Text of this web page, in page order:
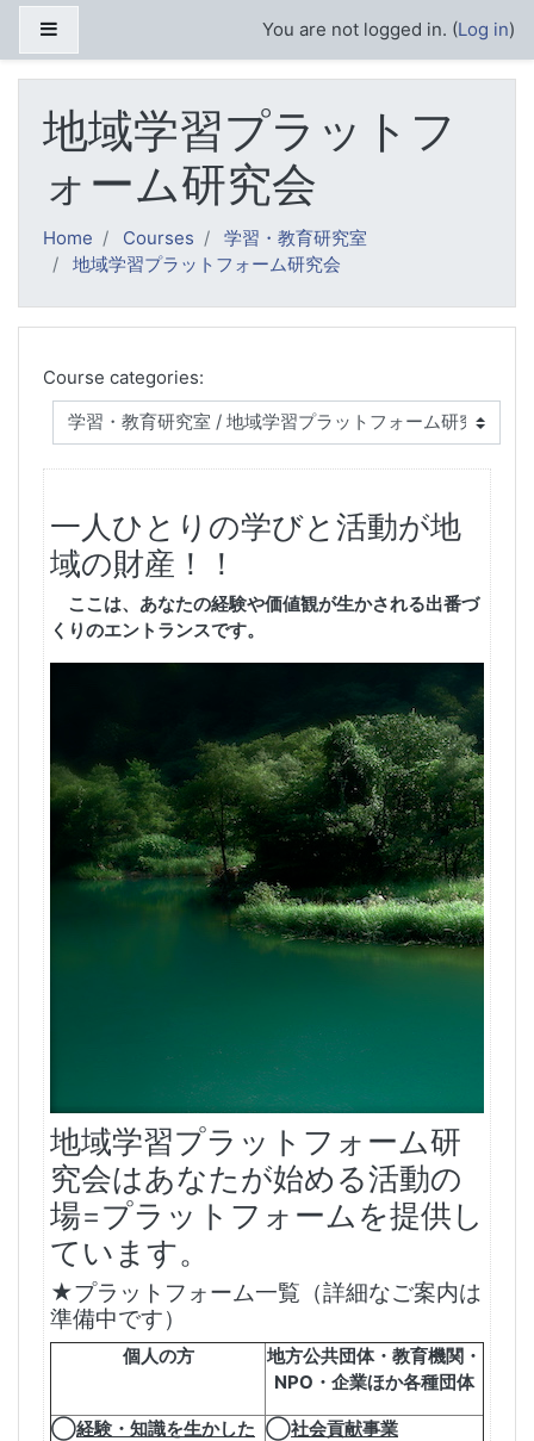
Skip to main content
You are not logged in. (Log in)
地域学習プラットフ
ォーム研究会
Home Courses
学習・教育研究室
地域学習プラットフォーム研究会
Course categories:
一人ひとりの学びと活動が地
域の財産！！
ここは、あなたの経験や価値観が生かされる出番づ
くりのエントランスです。
地域学習プラットフォーム研
究会はあなたが始める活動の
場=プラットフォームを提供し
ています。
★プラットフォーム一覧（詳細なご案内は
準備中です）
個人の方
地方公共団体・教育機関・
NPO ・企業ほか各種団体
◯経験・知識を生かした ◯社会貢献事業